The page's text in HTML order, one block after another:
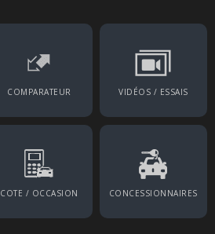
COMPARATEUR VIDÉOS / ESSAIS
COTE / OCCASION CONCESSIONNAIRES